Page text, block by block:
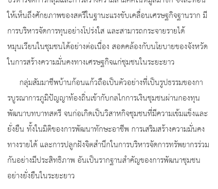
ให้เห็นถึงศักยภาพของสตรีในฐานะแรงขับเคลื่อนเศรษฐกิจฐานราก มี
การบริหารจัดการทุนอย่างโปร่งใส และสามารถกระจายรายได้
หมุนเวียนในชุมชนได้อย่างต่อเนื่อง สอดคล้องกับนโยบายของจังหวัด
ในการสร้างความมั่นคงทางเศรษฐกิจแก่ชุมชนในระยะยาว
กลุ่มสัมมาชีพบ้านก้อนแก้วถือเป็นตัวอย่างที่เป็นรูปธรรมของกา
รบูรณาการภูมิปัญญาท้องถิ่นเข้ากับกลไกการเงินชุมชนผ่านกองทุน
พัฒนาบทบาทสตรี จนก่อเกิดเป็นวิสาหกิจชุมชนที่มีความเข้มแข็งและ
ยั่งยืน ทั้งในมิติของการพัฒนาทักษะอาชีพ การเสริมสร้างความมั่นคง
ทางรายได้ และการปลูกฝังจิตสำนึกในการบริหารจัดการทรัพยากรร่วม
กันอย่างมีประสิทธิภาพ อันเป็นรากฐานสำคัญของการพัฒนาชุมชน
อย่างยั่งยืนในระยะยาว